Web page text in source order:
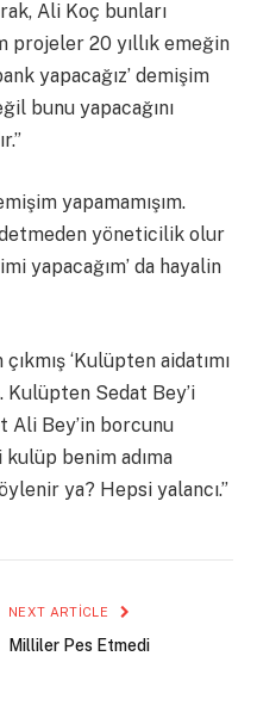
Ali Koç bunları
projeler 20 yıllık emeğin
yapacağız’ demişim
bunu yapacağını
yapamamışım.
yöneticilik olur
yapacağım’ da hayalin
‘Kulüpten aidatımı
Kulüpten Sedat Bey’i
Ali Bey’in borcunu
benim adıma
ya? Hepsi yalancı.”
NEXT ARTICLE
Milliler Pes Etmedi